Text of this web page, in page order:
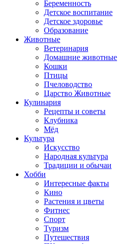
Беременность
Детское воспитание
Детское здоровье
Образование
Животные
Ветеринария
Домашние животные
Кошки
Птицы
Пчеловодство
Царство Животные
Кулинария
Рецепты и советы
Клубника
Мёд
Культура
Искусство
Народная культура
Традиции и обычаи
Хобби
Интересные факты
Кино
Растения и цветы
Фитнес
Спорт
Туризм
Путешествия